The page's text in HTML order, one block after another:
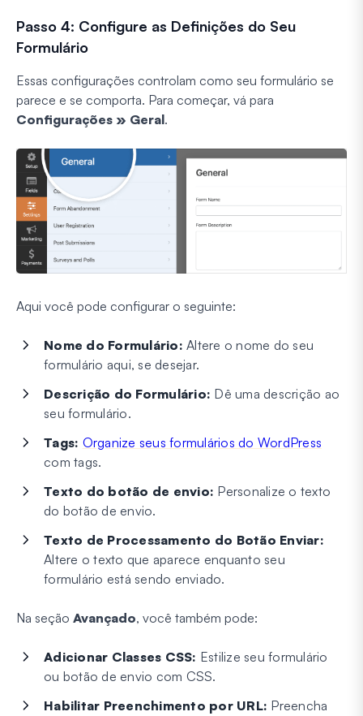
Passo 4: Configure as Definições do Seu
Formulário
Essas configurações controlam como seu formulário se
parece e se comporta. Para começar, vá para
Configurações » Geral.
Aqui você pode configurar o seguinte:
Nome do Formulário: Altere o nome do seu
formulário aqui, se desejar.
Descrição do Formulário: Dê uma descrição ao
seu formulário.
Tags: Organize seus formulários do WordPress
com tags.
Texto do botão de envio: Personalize o texto
do botão de envio.
Texto de Processamento do Botão Enviar:
Altere o texto que aparece enquanto seu
formulário está sendo enviado.
Na seção Avançado, você também pode:
Adicionar Classes CSS: Estilize seu formulário
ou botão de envio com CSS.
Habilitar Preenchimento por URL: Preencha